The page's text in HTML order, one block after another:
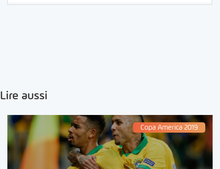
Lire aussi
Copa America 2019